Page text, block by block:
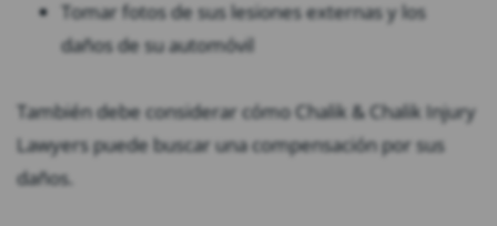
Tomar fotos de sus lesiones externas y los
daños de su automóvil
También debe considerar cómo Chalik & Chalik Injury
Lawyers puede buscar una compensación por sus
daños.